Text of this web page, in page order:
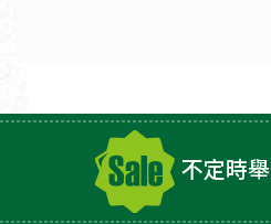
不定時